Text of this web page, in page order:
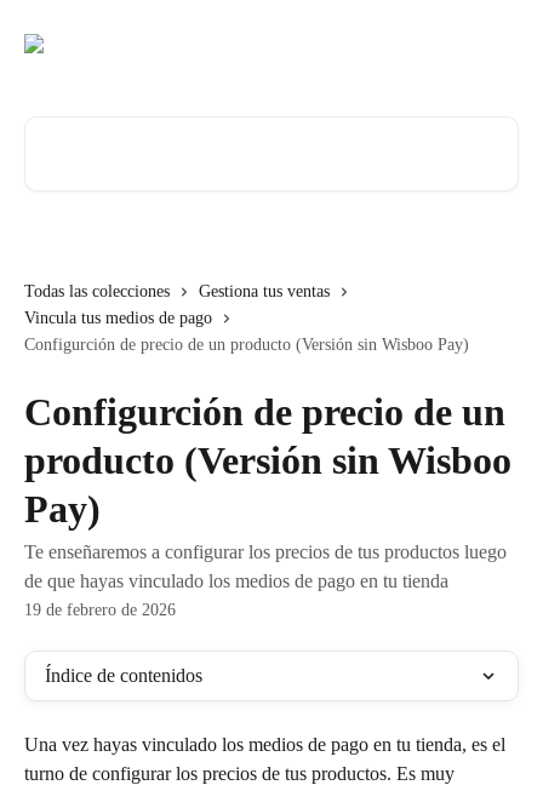
Todas las colecciones
Gestiona tus ventas
Vincula tus medios de pago
Configurción de precio de un producto (Versión sin Wisboo Pay)
Configurción de precio de un
producto (Versión sin Wisboo
Pay)
Te enseñaremos a configurar los precios de tus productos luego
de que hayas vinculado los medios de pago en tu tienda
19 de febrero de 2026
Índice de contenidos
Una vez hayas vinculado los medios de pago en tu tienda, es el
turno de configurar los precios de tus productos. Es muy